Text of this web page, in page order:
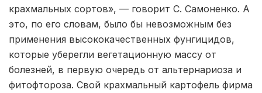
крахмальных сортов», — говорит С. Самоненко. А
это, по его словам, было бы невозможным без
применения высококачественных фунгицидов,
которые уберегли вегетационную массу от
болезней, в первую очередь от альтернариоза и
фитофтороза. Свой крахмальный картофель фирма